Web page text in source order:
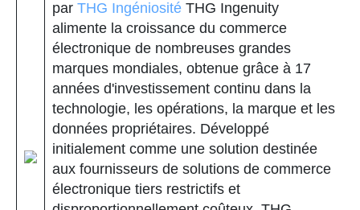
par THG Ingéniosité THG Ingenuity
alimente la croissance du commerce
électronique de nombreuses grandes
marques mondiales, obtenue grâce à 17
années d'investissement continu dans la
technologie, les opérations, la marque et les
données propriétaires. Développé
initialement comme une solution destinée
aux fournisseurs de solutions de commerce
électronique tiers restrictifs et